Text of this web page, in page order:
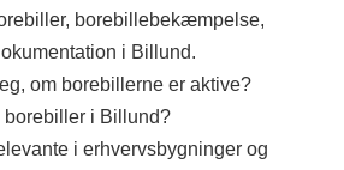
borebillebekæmpelse,
i Billund.
om borebillerne er aktive?
i Billund?
i erhvervsbygninger og